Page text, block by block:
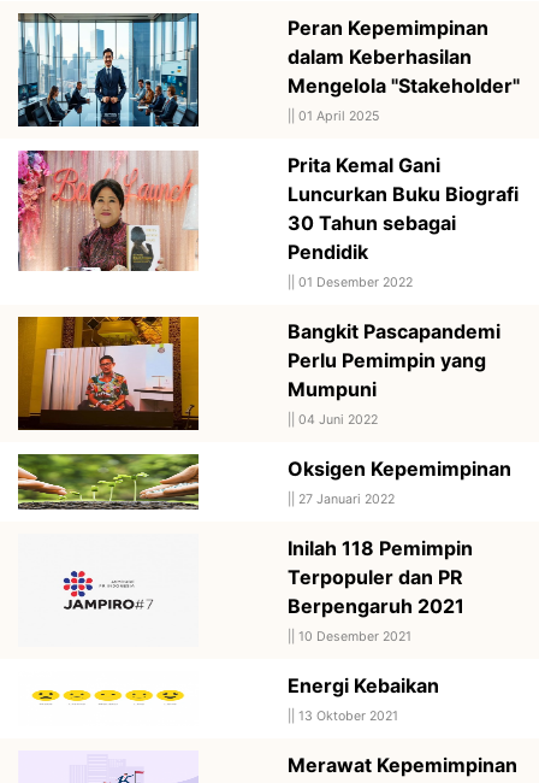
Peran Kepemimpinan
dalam Keberhasilan
Mengelola "Stakeholder"
01 April 2025
Prita Kemal Gani
Luncurkan Buku Biografi
30 Tahun sebagai
Pendidik
01 Desember 2022
Bangkit Pascapandemi
Perlu Pemimpin yang
Mumpuni
04 Juni 2022
Oksigen Kepemimpinan
27 Januari 2022
Inilah 118 Pemimpin
Terpopuler dan PR
Berpengaruh 2021
10 Desember 2021
Energi Kebaikan
13 Oktober 2021
Merawat Kepemimpinan